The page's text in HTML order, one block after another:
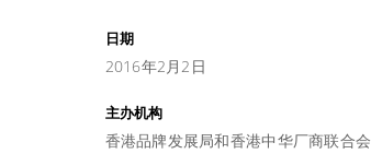
日期
2016年2月2日
主办机构
香港品牌发展局和香港中华厂商联合会